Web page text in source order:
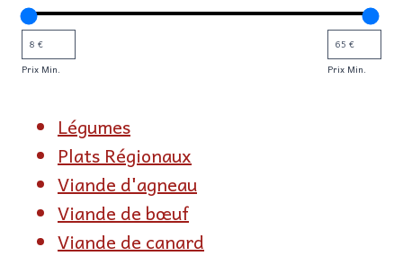
Prix Min. Prix Min.
Légumes
Plats Régionaux
Viande d'agneau
Viande de bœuf
Viande de canard